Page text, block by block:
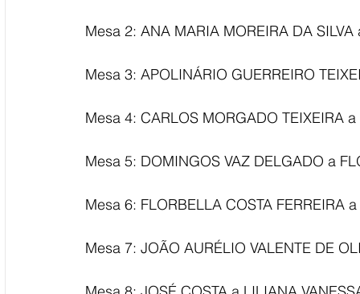
Mesa 2: ANA MARIA MOREIRA DA SILVA
Mesa 3: APOLINÁRIO GUERREIRO
Mesa 4: CARLOS MORGADO TEIXEIRA
Mesa 5: DOMINGOS VAZ DELGADO a
Mesa 6: FLORBELLA COSTA FERREIRA
Mesa 7: JOÃO AURÉLIO VALENTE DE